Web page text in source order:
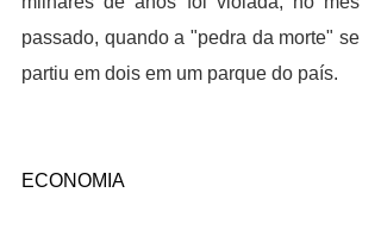
passado, quando a "pedra da morte" se
partiu em dois em um parque do país.
ECONOMIA